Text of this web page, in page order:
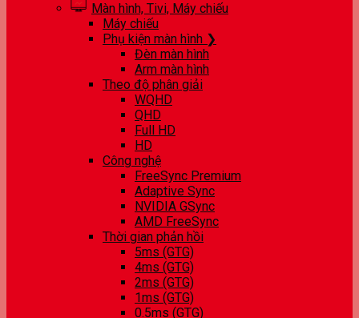
Màn hình, Tivi, Máy chiếu
Máy chiếu
Phụ kiện màn hình ❯
Đèn màn hình
Arm màn hình
Theo độ phân giải
WQHD
QHD
Full HD
HD
Công nghệ
FreeSync Premium
Adaptive Sync
NVIDIA GSync
AMD FreeSync
Thời gian phản hồi
5ms (GTG)
4ms (GTG)
2ms (GTG)
1ms (GTG)
0.5ms (GTG)